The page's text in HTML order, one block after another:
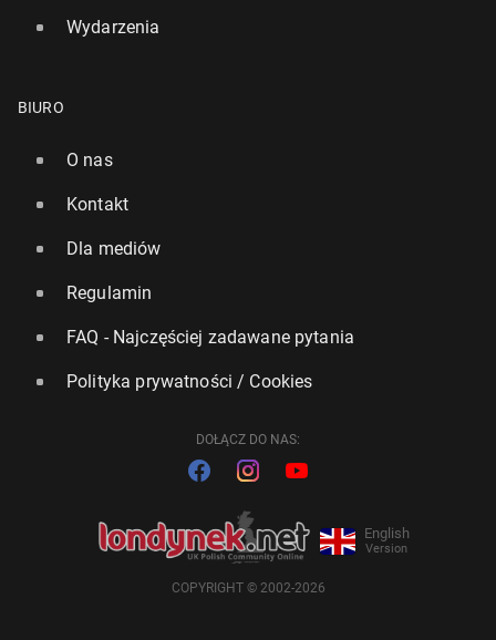
Wydarzenia
BIURO
O nas
Kontakt
Dla mediów
Regulamin
FAQ - Najczęściej zadawane pytania
Polityka prywatności / Cookies
DOŁĄCZ DO NAS:
English
Version
COPYRIGHT © 2002-2026